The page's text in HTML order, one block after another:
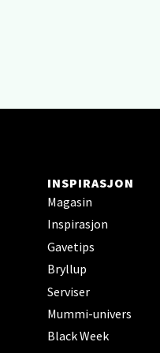
INSPIRASJON
Magasin
Inspirasjon
Gavetips
Bryllup
Serviser
Mummi-univers
Black Week